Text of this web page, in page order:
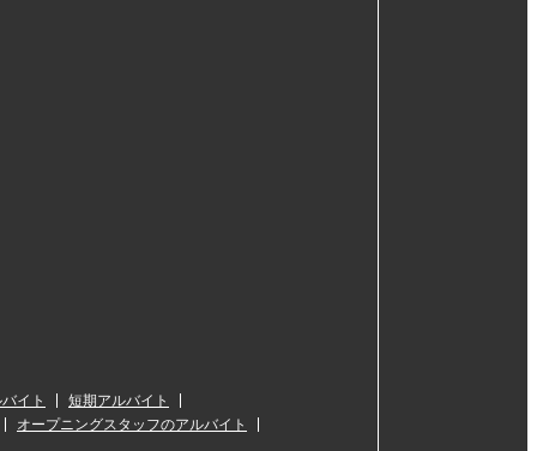
イト
短期アルバイト
オープニングスタッフのアルバイト